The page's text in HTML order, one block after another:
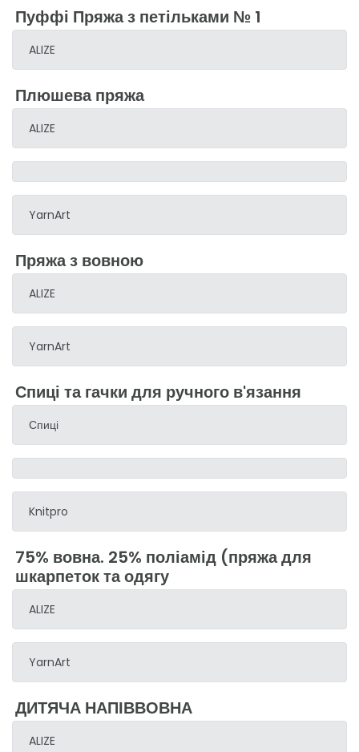
Пуффі Пряжа з петільками № 1
ALIZE
Плюшева пряжа
ALIZE
YarnArt
Пряжа з вовною
ALIZE
YarnArt
Спиці та гачки для ручного в'язання
Спиці
Knitpro
75% вовна. 25% поліамід (пряжа для
шкарпеток та одягу
ALIZE
YarnArt
ДИТЯЧА НАПІВВОВНА
ALIZE